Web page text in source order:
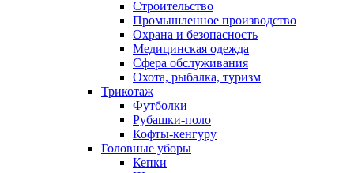
Строительство
Промышленное производство
Охрана и безопасность
Медицинская одежда
Сфера обслуживания
Охота, рыбалка, туризм
Трикотаж
Футболки
Рубашки-поло
Кофты-кенгуру
Головные уборы
Кепки